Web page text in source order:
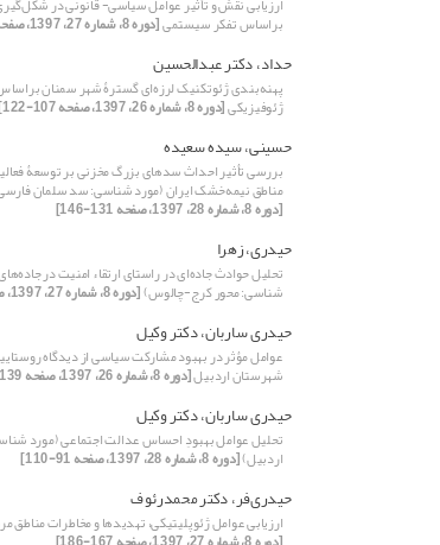
بر‌اساس تفکر سیستمی[دوره 8، شماره 27، 1397، صفحه 111-128]
حداد، دکتر عبدالحسین
پهنه‌بندی ژئوتکنیک لرزه‌ای گسترۀ شهر سمنان
ژئوفیزیکی[دوره 8، شماره 26، 1397، صفحه 107-122]
حسینی، سیده سعیده
بررسی تأثیر احداث سدهای بزرگ مخزنی بر توسعۀ‌
مناطق نیمه‌خشک ایران (مورد شناسی: سد سلمان
[دوره 8، شماره 28، 1397، صفحه 131-146]
حیدری، زهرا
تحلیل حوادث جاده‌‌‌‌‌‌‌‌‌‌‌‌‌‌‌‌‌‌ای در راستای ارتقاء امنیت در
شناسی: محور کرج-چالوس)[دوره 8، شماره 27، 1397، صفحه 187-204]
حیدری ساربان، دکتر وکیل
عوامل مؤثر در بهبود مشارکت سیاسی از دیدگاه
شهرستان اردبیل[دوره 8، شماره 26، 1397، صفحه 139-158]
حیدری ساربان، دکتر وکیل
تحلیل عوامل بهبودِ احساس عدالت اجتماعی (مورد
اردبیل)[دوره 8، شماره 28، 1397، صفحه 91-110]
حیدری‌فر، دکتر محمدرئوف
ارزیابی عوامل ژئوپلیتیکی، تهدیدها و مخاطرات مناطق